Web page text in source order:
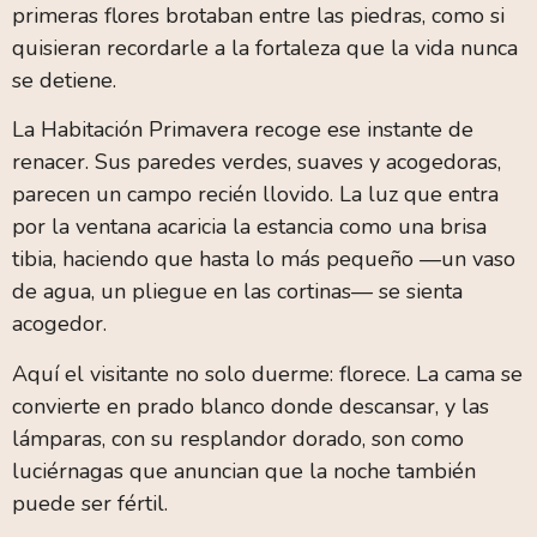
primeras flores brotaban entre las piedras, como si
quisieran recordarle a la fortaleza que la vida nunca
se detiene.
La Habitación Primavera recoge ese instante de
renacer. Sus paredes verdes, suaves y acogedoras,
parecen un campo recién llovido. La luz que entra
por la ventana acaricia la estancia como una brisa
tibia, haciendo que hasta lo más pequeño —un vaso
de agua, un pliegue en las cortinas— se sienta
acogedor.
Aquí el visitante no solo duerme: florece. La cama se
convierte en prado blanco donde descansar, y las
lámparas, con su resplandor dorado, son como
luciérnagas que anuncian que la noche también
puede ser fértil.